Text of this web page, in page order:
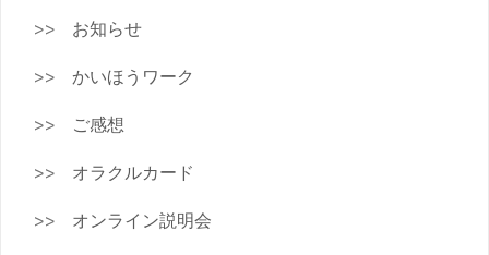
お知らせ
かいほうワーク
ご感想
オラクルカード
オンライン説明会